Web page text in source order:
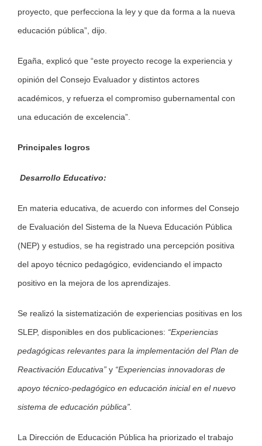
proyecto, que perfecciona la ley y que da forma a la nueva
educación pública”, dijo.
Egaña, explicó que “este proyecto recoge la experiencia y
opinión del Consejo Evaluador y distintos actores
académicos, y refuerza el compromiso gubernamental con
una educación de excelencia”.
Principales logros
Desarrollo Educativo:
En materia educativa, de acuerdo con informes del Consejo
de Evaluación del Sistema de la Nueva Educación Pública
(NEP) y estudios, se ha registrado una percepción positiva
del apoyo técnico pedagógico, evidenciando el impacto
positivo en la mejora de los aprendizajes.
Se realizó la sistematización de experiencias positivas en los
SLEP, disponibles en dos publicaciones: “Experiencias
pedagógicas relevantes para la implementación del Plan de
Reactivación Educativa” y “Experiencias innovadoras de
apoyo técnico-pedagógico en educación inicial en el nuevo
sistema de educación pública”.
La Dirección de Educación Pública ha priorizado el trabajo